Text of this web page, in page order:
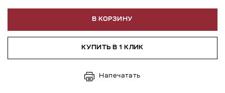
В КОРЗИНУ
КУПИТЬ В 1 КЛИК
Напечатать